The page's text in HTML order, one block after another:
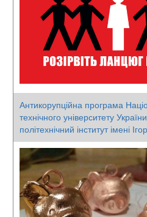
Антикорупційна програма
технічного університету
політехнічний інститут імені